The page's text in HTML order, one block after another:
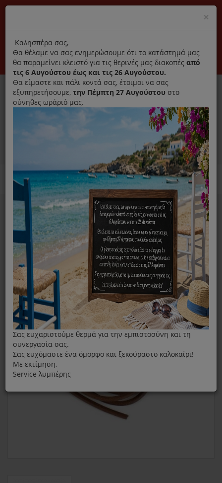
Αποκλειστικά γνήσια ανταλλακτικά
Σύνδεση Εγγραφή Εταιρεία Επικοινωνία
0
Ανταλλακτικά ηλεκτρικών συσκευών MENU
Home
Ραπτομηχανή
Δερμάτινος Ιμάντας Για Ποδοκίνητες Ραπτομηχανές
×
title
Καλησπέρα σας,
Θα θέλαμε να σας ενημερώσουμε ότι το κατάστημά μας
θα παραμείνει κλειστό για τις θερινές μας διακοπές από
τις 6 Αυγούστου έως και τις 26 Αυγούστου.
Θα είμαστε και πάλι κοντά σας, έτοιμοι να σας
εξυπηρετήσουμε, την Πέμπτη 27 Αυγούστου στο
σύνηθες ωράριό μας.
Σας ευχαριστούμε θερμά για την εμπιστοσύνη και τη
συνεργασία σας.
Σας ευχόμαστε ένα όμορφο και ξεκούραστο καλοκαίρι!
Με εκτίμηση,
Service λυμπέρης